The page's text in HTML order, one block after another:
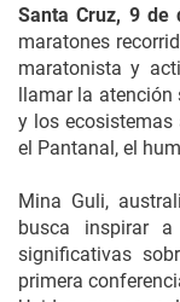
Santa Cruz, 9 de
maratones
maratonista y
llamar la atención
y los
el Pantanal, el
Mina Guli,
busca inspirar
significativas
primera